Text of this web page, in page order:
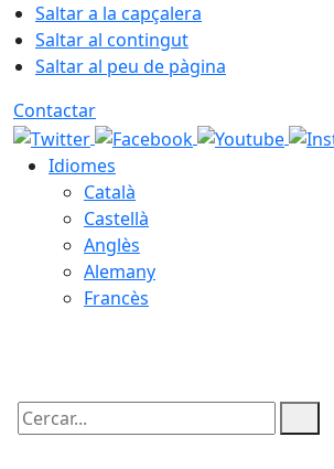
Saltar a la capçalera
Saltar al contingut
Saltar al peu de pàgina
Contactar
Idiomes
Català
Castellà
Anglès
Alemany
Francès
Cercar: